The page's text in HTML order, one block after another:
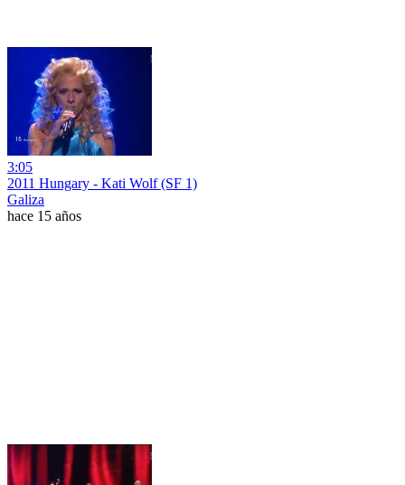
3:05
2011 Hungary - Kati Wolf (SF 1)
Galiza
hace 15 años